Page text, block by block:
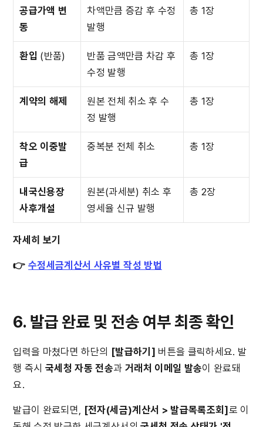
공급가액 변
동
차액만큼 증감 후 수정
발행
총 1장
환입 (반품)
반품 금액만큼 차감 후
수정 발행
총 1장
계약의 해제
원본 전체 취소 후 수
정 발행
총 1장
착오 이중발
급
중복분 전체 취소 총 1장
내국신용장
사후개설
원본(과세분) 취소 후
영세율 신규 발행
총 2장
자세히 보기
👉 수정세금계산서 사유별 작성 방법
6. 발급 완료 및 전송 여부 최종 확인
입력을 마쳤다면 하단의 [발급하기] 버튼을 클릭하세요. 발
행 즉시 국세청 자동 전송과 거래처 이메일 발송이 완료돼
요.
발급이 완료되면, [전자(세금)계산서 > 발급목록조회]로 이